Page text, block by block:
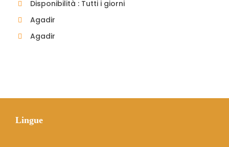
Disponibilità : Tutti i giorni
Agadir
Agadir
Lingue